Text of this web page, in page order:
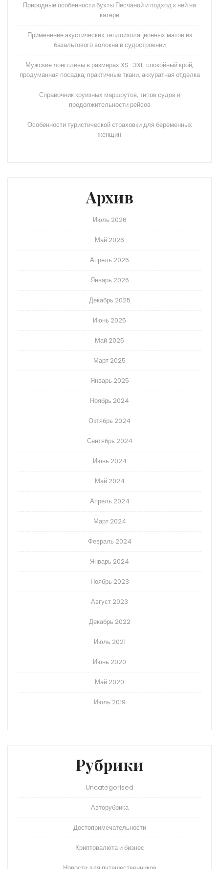
Природные особенности бухты Песчаной и подход к ней на
катере
Применение акустических теплоизоляционных матов из
базальтового волокна в судостроении
Мужские лонгсливы в размерах XS–3XL: спокойный крой,
продуманная посадка, практичные ткани, аккуратная отделка
Справочник круизных маршрутов, типов судов и
продолжительности рейсов
Особенности туристической страховки для беременных
женщин
Архив
Июль 2026
Май 2026
Апрель 2026
Январь 2026
Декабрь 2025
Июнь 2025
Май 2025
Март 2025
Январь 2025
Ноябрь 2024
Октябрь 2024
Сентябрь 2024
Июнь 2024
Май 2024
Апрель 2024
Март 2024
Февраль 2024
Январь 2024
Ноябрь 2023
Август 2023
Декабрь 2022
Июль 2021
Июнь 2020
Май 2020
Июль 2019
Рубрики
Uncategorised
Авторубрика
Достопримечательности
Криптовалюта и бизнес